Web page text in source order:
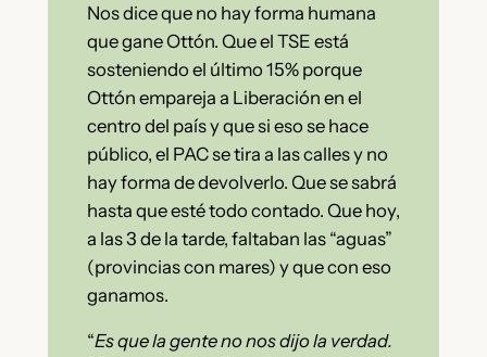
Nos dice que no hay forma humana
que gane Ottón. Que el TSE está
sosteniendo el último 15% porque
Ottón empareja a Liberación en el
centro del país y que si eso se hace
público, el PAC se tira a las calles y no
hay forma de devolverlo. Que se sabrá
hasta que esté todo contado. Que hoy,
a las 3 de la tarde, faltaban las “aguas”
(provincias con mares) y que con eso
ganamos.
“Es que la gente no nos dijo la verdad.